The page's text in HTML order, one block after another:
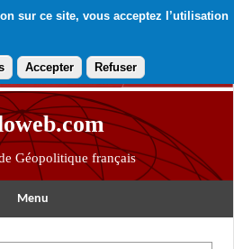
sur ce site, vous acceptez l’utilisation
Accepter Refuser
Géopolitique français
Menu